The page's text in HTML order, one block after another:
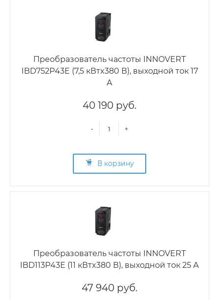
Преобразователь частоты INNOVERT
IBD752P43E (7,5 кВтx380 В), выходной ток 17
А
40 190 руб.
- +
В корзину
Преобразователь частоты INNOVERT
IBD113P43E (11 кВтx380 В), выходной ток 25 А
47 940 руб.